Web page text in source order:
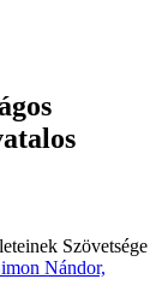
Szövetsége
Nándor,